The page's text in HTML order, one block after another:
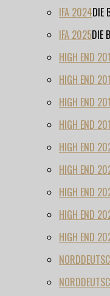
IFA 2024DIE
IFA 2025DIE
HIGH END
HIGH END
HIGH END
HIGH END
HIGH END
HIGH END
HIGH END
HIGH END
HIGH END